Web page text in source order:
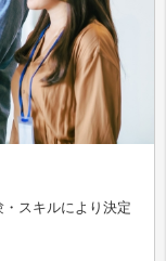
スキルにより決定